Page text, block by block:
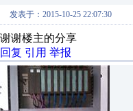
发表于：2015-10-25 22:07:30
谢谢楼主的分享
回复 引用 举报